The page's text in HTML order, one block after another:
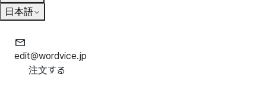
日本語
edit@wordvice.jp
注文する